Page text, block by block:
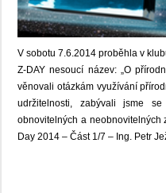
V sobotu 7.6.2014 proběhla v
Z-DAY nesoucí název: „O
věnovali otázkám využívání
udržitelnosti, zabývali jsme
obnovitelných a
Day 2014 – Část 1/7 – Ing. Petr